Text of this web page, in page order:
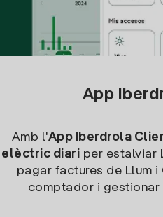
App
Amb l'App Iberdrola
elèctric diari per estalviar
pagar factures de Llum
comptador i